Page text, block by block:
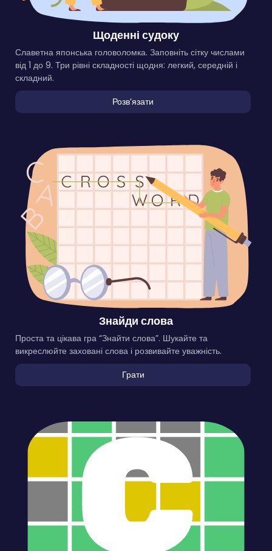
Щоденні судоку
Славетна японська головоломка. Заповніть сітку числами
від 1 до 9. Три рівні складності щодня: легкий, середній і
складний.
Розвʼязати
Знайди слова
Проста та цікава гра “Знайти слова”. Шукайте та
викреслюйте заховані слова і розвивайте уважність.
Грати